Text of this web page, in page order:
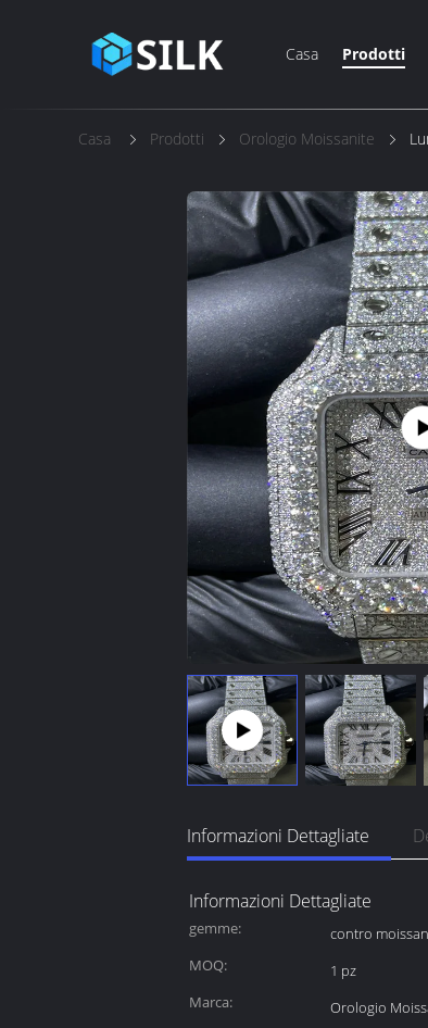
Casa Prodotti
Casa Prodotti Orologio Moissanite
Informazioni Dettagliate
Informazioni Dettagliate
gemme: contro
MOQ:
1 pz
Marca:
Orologio